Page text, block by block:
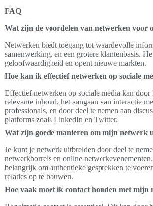
FAQ
Wat zijn de voordelen van netwerken voor
Netwerken biedt toegang tot waardevolle
samenwerking, en een grotere klantenbasis.
geloofwaardigheid en opent nieuwe markten.
Hoe kan ik effectief netwerken op sociale
Effectief netwerken op sociale media kan door
relevante inhoud, het aangaan van interactie
professionals, en door deel te nemen aan
platforms zoals LinkedIn en Twitter.
Wat zijn goede manieren om mijn netwerk
Je kunt je netwerk uitbreiden door deel te
netwerkborrels en online
belangrijk om authentieke gesprekken te
relaties op te bouwen.
Hoe vaak moet ik contact houden met mijn